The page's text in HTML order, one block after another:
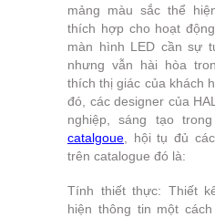
mảng màu sắc thể
thích hợp cho hoạt
màn hình LED cần sự
nhưng vẫn hài hòa
thích thị giác của khách
đó, các designer của
nghiệp, sáng tạo
catalgoue , hội tụ đủ
trên catalogue đó là:
Tính thiết thực: Thiết
hiện thông tin một